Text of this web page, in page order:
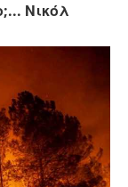
Νικόλ